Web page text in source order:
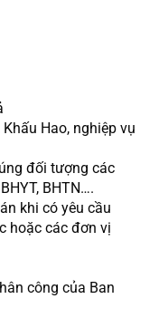
Hao, nghiệp vụ
đối tượng các
BHTN….
khi có yêu cầu
hoặc các đơn vị
công của Ban